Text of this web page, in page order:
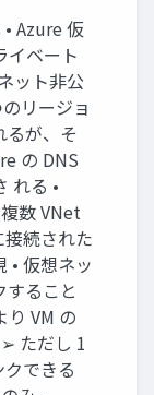
Azure 仮
イベート
ット非公
リージョ
るが、そ
の DNS
れる •
数 VNet
続された
• 仮想ネッ
すること
VM の
ただし 1
できる